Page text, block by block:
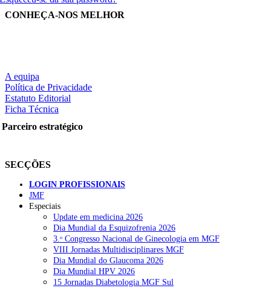
CONHEÇA-NOS MELHOR
A equipa
Política de Privacidade
Estatuto Editorial
Ficha Técnica
Parceiro estratégico
SECÇÕES
LOGIN PROFISSIONAIS
JMF
Especiais
Update em medicina 2026
Dia Mundial da Esquizofrenia 2026
3.ᵒ Congresso Nacional de Ginecologia em MGF
VIII Jornadas Multidisciplinares MGF
Dia Mundial do Glaucoma 2026
Dia Mundial HPV 2026
15 Jornadas Diabetologia MGF Sul